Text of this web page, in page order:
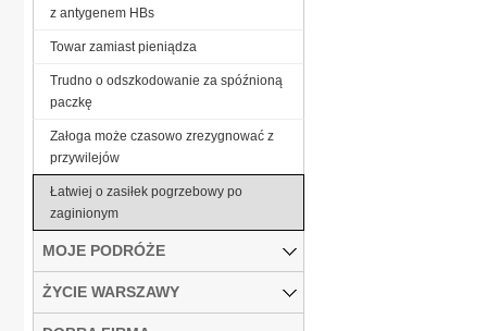
z antygenem HBs
Towar zamiast pieniądza
Trudno o odszkodowanie za spóźnioną
paczkę
Załoga może czasowo zrezygnować z
przywilejów
Łatwiej o zasiłek pogrzebowy po
zaginionym
MOJE PODRÓŻE
ŻYCIE WARSZAWY